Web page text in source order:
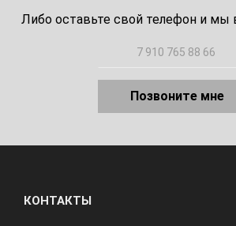
Либо оставьте свой телефон и мы
Позвоните мне
КОНТАКТЫ